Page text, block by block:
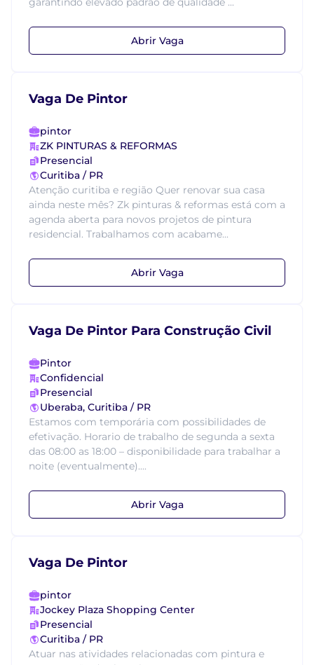
Abrir Vaga
Vaga De Pintor
pintor
ZK PINTURAS & REFORMAS
Presencial
Curitiba / PR
Atenção curitiba e região Quer renovar sua casa
ainda neste mês? Zk pinturas & reformas está com a
agenda aberta para novos projetos de pintura
residencial. Trabalhamos com acabame...
Abrir Vaga
Vaga De Pintor Para Construção Civil
Pintor
Confidencial
Presencial
Uberaba, Curitiba / PR
Estamos com temporária com possibilidades de
efetivação. Horario de trabalho de segunda a sexta
das 08:00 as 18:00 – disponibilidade para trabalhar a
noite (eventualmente)....
Abrir Vaga
Vaga De Pintor
pintor
Jockey Plaza Shopping Center
Presencial
Curitiba / PR
Atuar nas atividades relacionadas com pintura e